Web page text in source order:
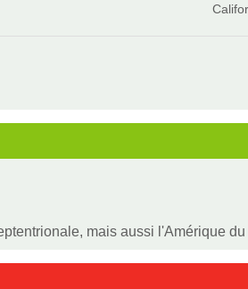
mais aussi l'Amérique